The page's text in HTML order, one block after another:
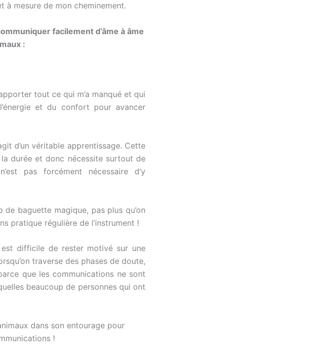
à mesure de mon cheminement.
facilement d’âme à âme
:
tout ce qui m’a manqué et qui
et du confort pour avancer
d’un véritable apprentissage. Cette
durée et donc nécessite surtout de
pas forcément nécessaire d’y
de baguette magique, pas plus qu’on
pratique régulière de l’instrument !
est difficile de rester motivé sur une
traverse des phases de doute,
que les communications ne sont
beaucoup de personnes qui ont
dans son entourage pour
!